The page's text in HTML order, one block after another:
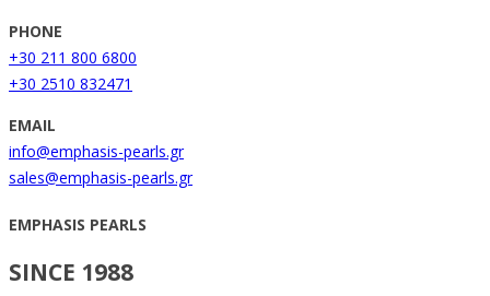
PHONE
+30 211 800 6800
+30 2510 832471
EMAIL
info@emphasis-pearls.gr
sales@emphasis-pearls.gr
EMPHASIS PEARLS
SINCE 1988